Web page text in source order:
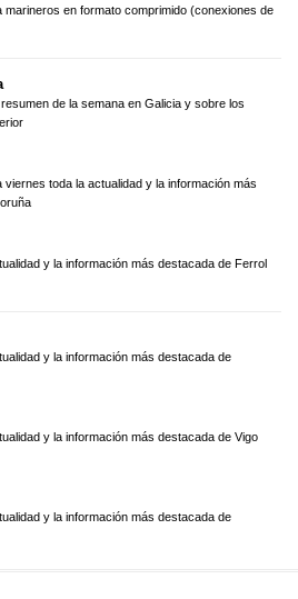
marineros en formato comprimido (conexiones de
de la semana en Galicia y sobre los
viernes toda la actualidad y la información más
y la información más destacada de Ferrol
y la información más destacada de
y la información más destacada de Vigo
y la información más destacada de